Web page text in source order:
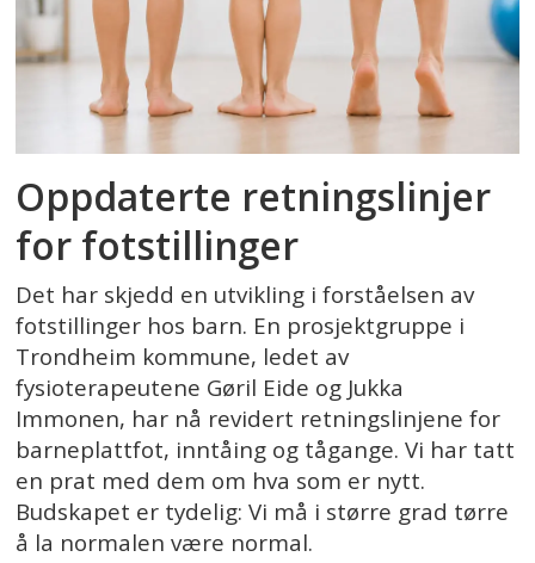
Oppdaterte retningslinjer
for fotstillinger
Det har skjedd en utvikling i forståelsen av
fotstillinger hos barn. En prosjektgruppe i
Trondheim kommune, ledet av
fysioterapeutene Gøril Eide og Jukka
Immonen, har nå revidert retningslinjene for
barneplattfot, inntåing og tågange. Vi har tatt
en prat med dem om hva som er nytt.
Budskapet er tydelig: Vi må i større grad tørre
å la normalen være normal.